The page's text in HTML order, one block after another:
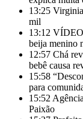
13:25
mil
13:12
beija menino
12:57 Chá
bebê causa
15:58
para
15:52
Paixão